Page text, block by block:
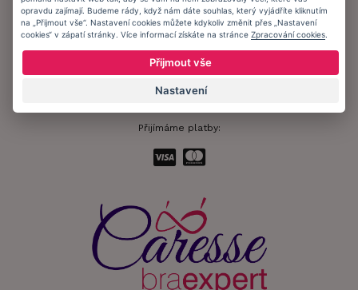
Informační memorandum
Zůstaňte s námi v kontaktu.
Přijímáme platby:
opravdu zajímají. Budeme rády, když nám dáte souhlas, který vyjádříte kliknutím
na „Přijmout vše“. Nastavení cookies můžete kdykoliv změnit přes „Nastavení
cookies“ v zápatí stránky. Více informací získáte na stránce Zpracování cookies.
Přijmout vše
Nastavení